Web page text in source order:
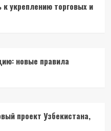
к укреплению торговых и
новые правила
проект Узбекистана,